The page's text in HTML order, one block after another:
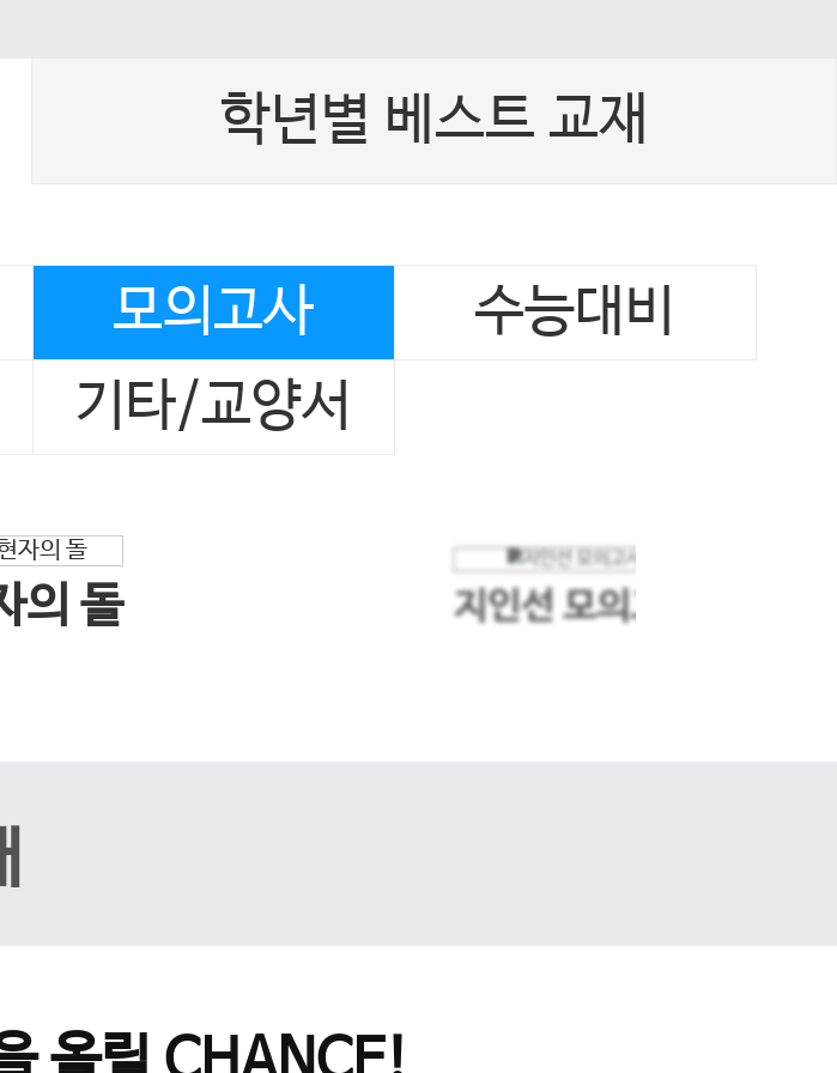
학년별 베스트 교재
모의고사
수능대비
기타/교양서
의 돌 지인선 모의고사